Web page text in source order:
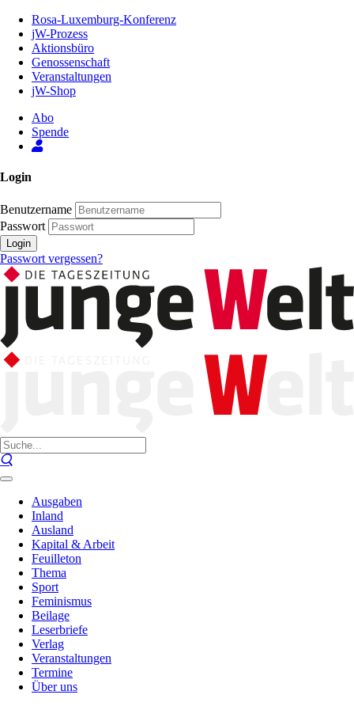
Inhalt
Seite
Rosa-Luxemburg-Konferenz
jW-Prozess
Aktionsbüro
Genossenschaft
Veranstaltungen
jW-Shop
Abo
Spende
Login
Benutzername
Passwort
Login
Passwort vergessen?
Ausgaben
Inland
Ausland
Kapital & Arbeit
Feuilleton
Thema
Sport
Feminismus
Beilage
Leserbriefe
Verlag
Veranstaltungen
Termine
Über uns